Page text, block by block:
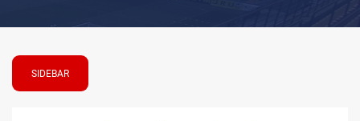
SIDEBAR